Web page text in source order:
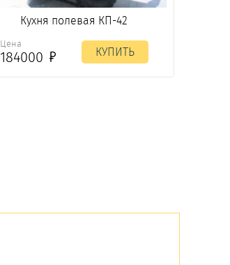
Кухня полевая КП-42
Цена
184000 КУПИТЬ